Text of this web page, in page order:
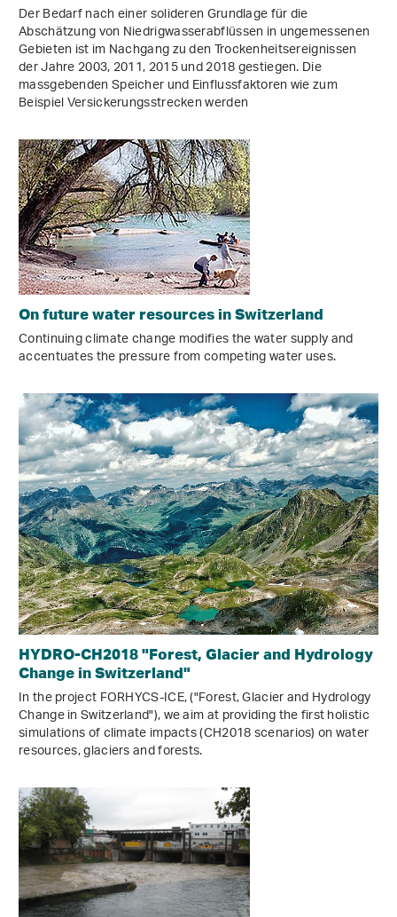
Der Bedarf nach einer solideren Grundlage für die
Abschätzung von Niedrigwasserabflüssen in ungemessenen
Gebieten ist im Nachgang zu den Trockenheitsereignissen
der Jahre 2003, 2011, 2015 und 2018 gestiegen. Die
massgebenden Speicher und Einflussfaktoren wie zum
Beispiel Versickerungsstrecken werden
On future water resources in Switzerland
Continuing climate change modifies the water supply and
accentuates the pressure from competing water uses.
HYDRO-CH2018 "Forest, Glacier and Hydrology
Change in Switzerland"
In the project FORHYCS-ICE, ("Forest, Glacier and Hydrology
Change in Switzerland"), we aim at providing the first holistic
simulations of climate impacts (CH2018 scenarios) on water
resources, glaciers and forests.